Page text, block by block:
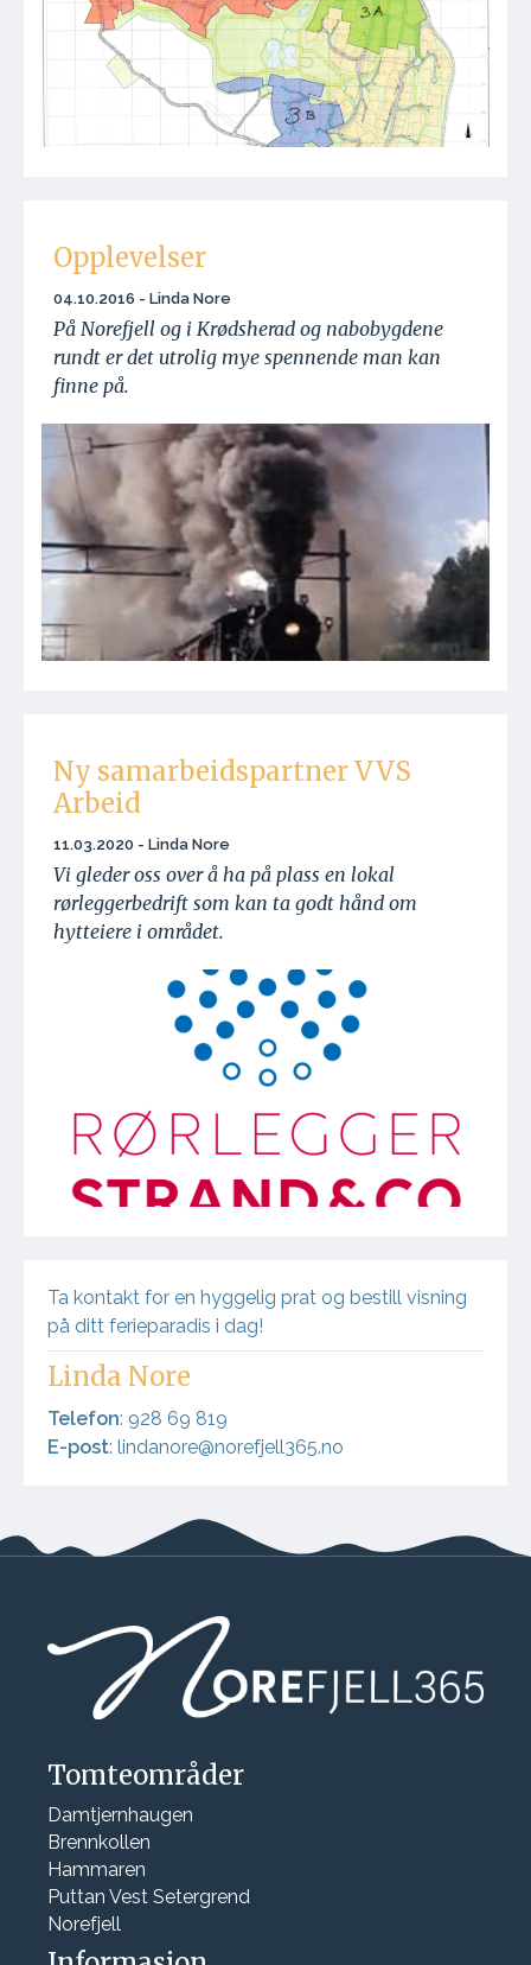
Opplevelser
04.10.2016 - Linda Nore
På Norefjell og i Krødsherad og nabobygdene
rundt er det utrolig mye spennende man kan
finne på.
Ny samarbeidspartner VVS
Arbeid
11.03.2020 - Linda Nore
Vi gleder oss over å ha på plass en lokal
rørleggerbedrift som kan ta godt hånd om
hytteiere i området.
Ta kontakt for en hyggelig prat og bestill visning
på ditt ferieparadis i dag!
Linda Nore
Telefon: 928 69 819
E-post: lindanore@norefjell365.no
Tomteområder
Damtjernhaugen
Brennkollen
Hammaren
Puttan Vest Setergrend
Norefjell